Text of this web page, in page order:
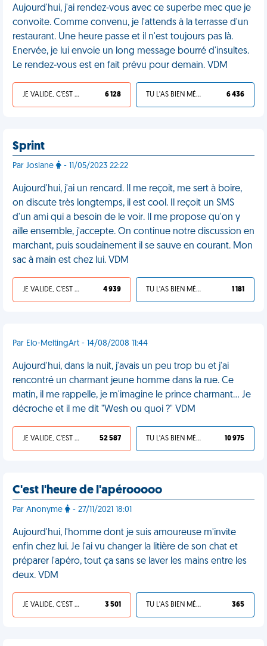
Aujourd'hui, j'ai rendez-vous avec ce superbe mec que je
convoite. Comme convenu, je l'attends à la terrasse d'un
restaurant. Une heure passe et il n'est toujours pas là.
Enervée, je lui envoie un long message bourré d'insultes.
Le rendez-vous est en fait prévu pour demain. VDM
JE VALIDE, C'EST UNE VDM 6 128 TU L'AS BIEN MÉRITÉ 6 436
Sprint
Par Josiane - 11/05/2023 22:22
Aujourd'hui, j'ai un rencard. Il me reçoit, me sert à boire,
on discute très longtemps, il est cool. Il reçoit un SMS
d'un ami qui a besoin de le voir. Il me propose qu'on y
aille ensemble, j'accepte. On continue notre discussion en
marchant, puis soudainement il se sauve en courant. Mon
sac à main est chez lui. VDM
JE VALIDE, C'EST UNE VDM 4 939 TU L'AS BIEN MÉRITÉ 1 181
Par Elo-MeltingArt - 14/08/2008 11:44
Aujourd'hui, dans la nuit, j'avais un peu trop bu et j'ai
rencontré un charmant jeune homme dans la rue. Ce
matin, il me rappelle, je m'imagine le prince charmant... Je
décroche et il me dit "Wesh ou quoi ?" VDM
JE VALIDE, C'EST UNE VDM 52 587 TU L'AS BIEN MÉRITÉ 10 975
C'est l'heure de l'apérooooo
Par Anonyme - 27/11/2021 18:01
Aujourd'hui, l'homme dont je suis amoureuse m'invite
enfin chez lui. Je l'ai vu changer la litière de son chat et
préparer l'apéro, tout ça sans se laver les mains entre les
deux. VDM
JE VALIDE, C'EST UNE VDM 3 501 TU L'AS BIEN MÉRITÉ 365